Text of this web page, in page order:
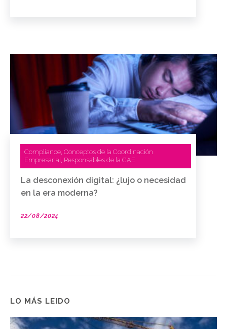
Compliance, Conceptos de la Coordinación
Empresarial, Responsables de la CAE
La desconexión digital: ¿lujo o necesidad
en la era moderna?
22/08/2024
LO MÁS LEIDO